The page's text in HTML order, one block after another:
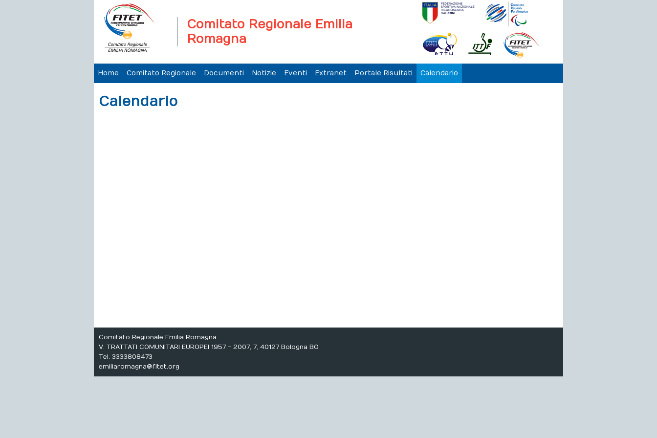
Comitato Regionale Emilia
Romagna
Home Comitato Regionale Documenti Notizie Eventi Extranet Portale Risultati Calendario
Calendario
Comitato Regionale Emilia Romagna
V. TRATTATI COMUNITARI EUROPEI 1957 - 2007, 7, 40127 Bologna BO
Tel. 3333808473
emiliaromagna@fitet.org